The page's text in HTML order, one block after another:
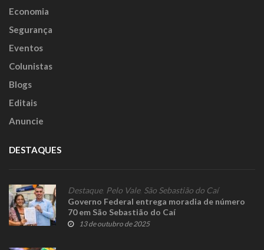
Economia
Segurança
Eventos
Colunistas
Blogs
Editais
Anuncie
DESTAQUES
Destaque, Pelo Vale, São Sebastião do Caí
Governo Federal entrega moradia de número
70 em São Sebastião do Caí
13 de outubro de 2025